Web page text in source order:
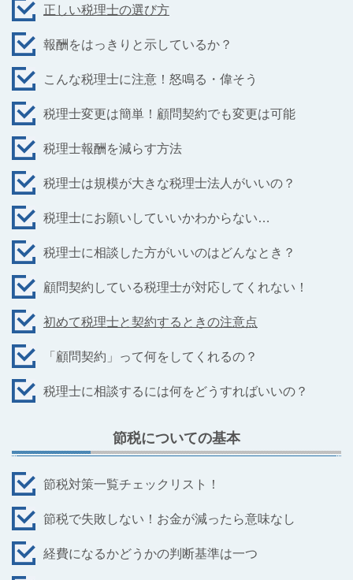
正しい税理士の選び方
報酬をはっきりと示しているか？
こんな税理士に注意！怒鳴る・偉そう
税理士変更は簡単！顧問契約でも変更は可能
税理士報酬を減らす方法
税理士は規模が大きな税理士法人がいいの？
税理士にお願いしていいかわからない…
税理士に相談した方がいいのはどんなとき？
顧問契約している税理士が対応してくれない！
初めて税理士と契約するときの注意点
「顧問契約」って何をしてくれるの？
税理士に相談するには何をどうすればいいの？
節税についての基本
節税対策一覧チェックリスト！
節税で失敗しない！お金が減ったら意味なし
経費になるかどうかの判断基準は一つ